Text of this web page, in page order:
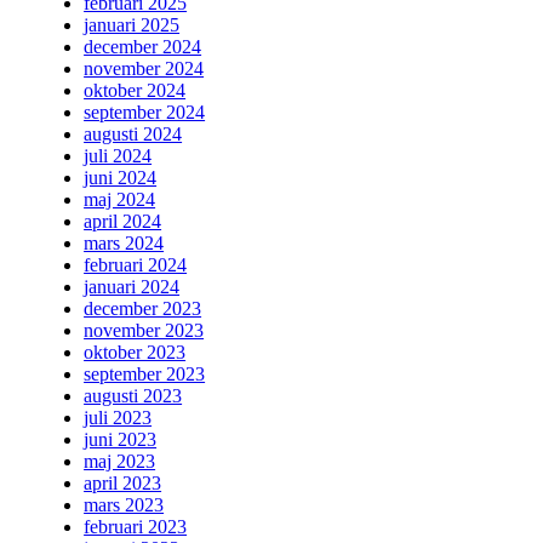
januari 2025
december 2024
november 2024
oktober 2024
september 2024
augusti 2024
juli 2024
juni 2024
maj 2024
april 2024
mars 2024
februari 2024
januari 2024
december 2023
november 2023
oktober 2023
september 2023
augusti 2023
juli 2023
juni 2023
maj 2023
april 2023
mars 2023
februari 2023